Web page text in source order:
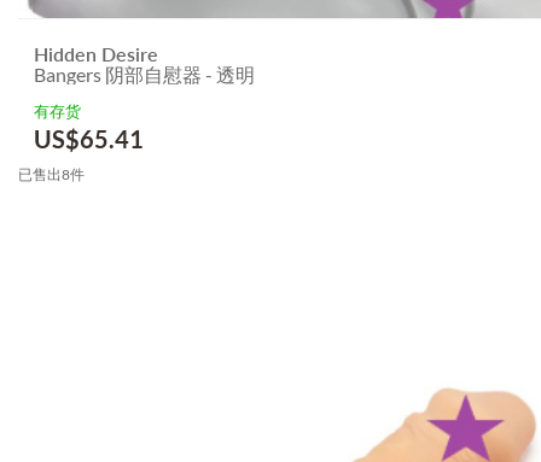
Hidden Desire
Bangers 阴部自慰器 - 透明
有存货
US$65.41
已售出8件